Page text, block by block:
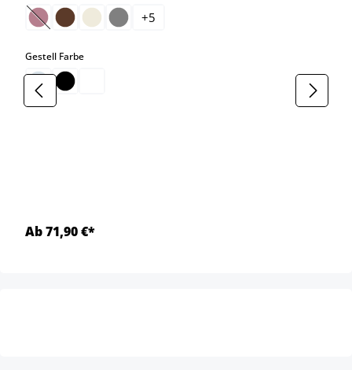
(Diese Option ist zurzeit nicht verfügbar.)
+5
Gestell Farbeauswählen
Ab 71,90 €*